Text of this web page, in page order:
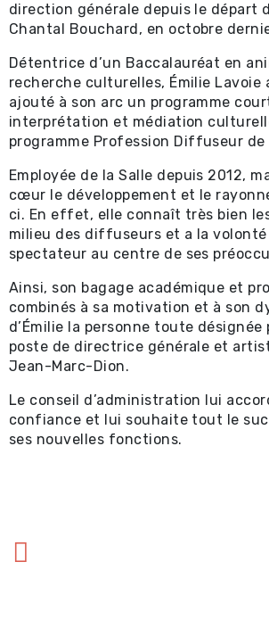
direction générale depuis le départ
Chantal Bouchard, en octobre
Détentrice d’un Baccalauréat en
recherche culturelles, Émilie Lavoie
ajouté à son arc un programme
interprétation et médiation
programme Profession Diffuseur de
Employée de la Salle depuis 2012,
cœur le développement et le
ci. En effet, elle connaît très bien
milieu des diffuseurs et a la volonté
spectateur au centre de ses
Ainsi, son bagage académique et
combinés à sa motivation et à son
d’Émilie la personne toute désignée
poste de directrice générale et
Jean-Marc-Dion.
Le conseil d’administration lui
confiance et lui souhaite tout le
ses nouvelles fonctions.